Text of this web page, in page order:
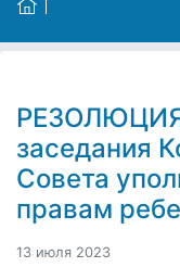
РЕЗОЛЮЦИЯ
заседания
Совета
правам
13 июля 2023